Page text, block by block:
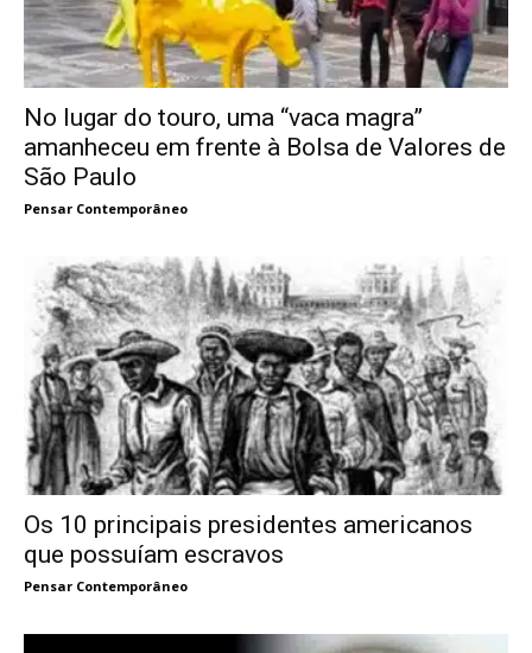
No lugar do touro, uma “vaca magra”
amanheceu em frente à Bolsa de Valores de
São Paulo
Pensar Contemporâneo
Os 10 principais presidentes americanos
que possuíam escravos
Pensar Contemporâneo